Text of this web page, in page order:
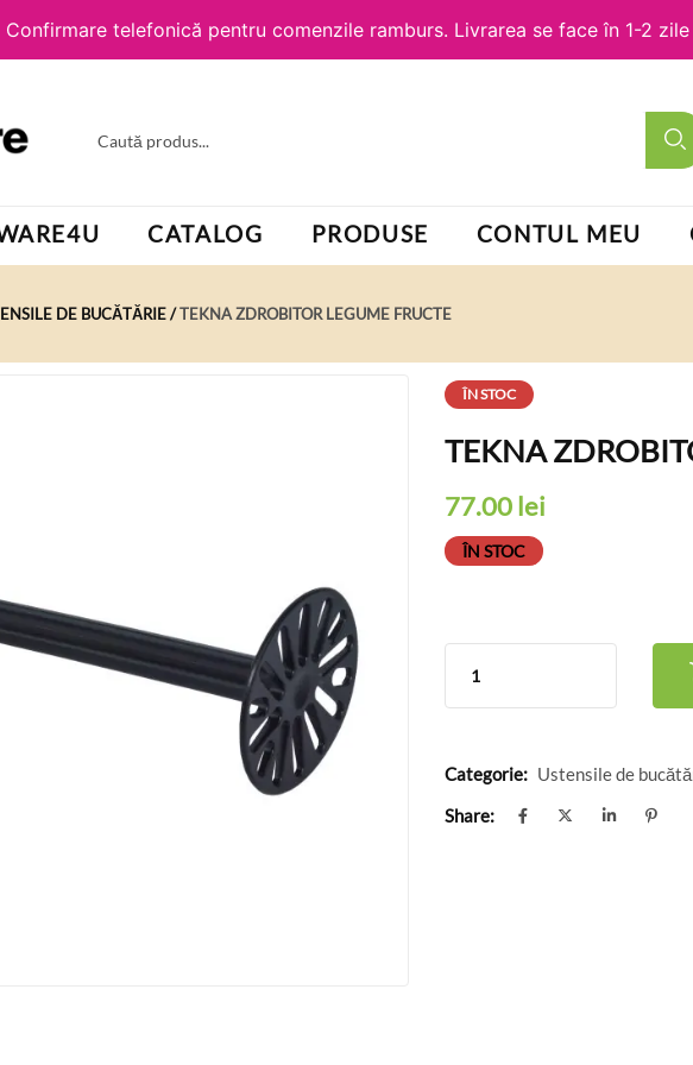
Confirmare telefonică pentru comenzile ramburs. Livrarea se face în 1-2
CATALOG PRODUSE CONTUL MEU
DE BUCĂTĂRIE TEKNA ZDROBITOR LEGUME FRUCTE
ÎN STOC
TEKNA
77.00lei
ÎN STOC
Categorie: Ustensile de
Share: